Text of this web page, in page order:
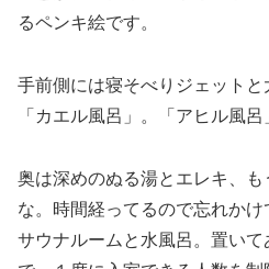
るペンキ絵です。
手前側には寝そべりジェット
「カエル風呂」。「アヒル風
奥は深めのぬる湯とエレキ、
な。時間経ってるので忘れか
サウナルームと水風呂。置い